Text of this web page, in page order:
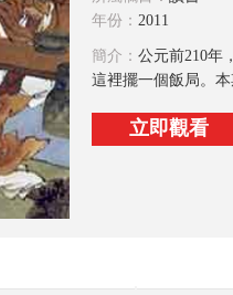
年份： 2011
簡介： 公元前210年
這裡擺一個飯局。
立即觀看